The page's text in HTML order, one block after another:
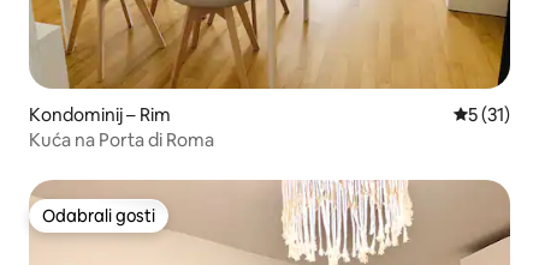
Kondominij – Rim Prosječna
5 (31)
Kuća na Porta di Roma
Odabrali gosti
Odabrali gosti